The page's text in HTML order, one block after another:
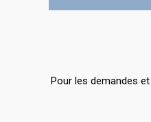
Pour les demandes